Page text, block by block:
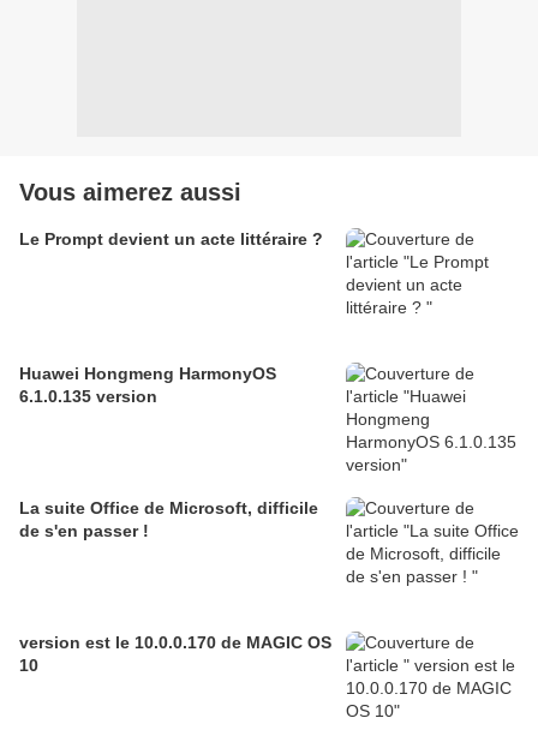
Vous aimerez aussi
Le Prompt devient un acte littéraire ?
Huawei Hongmeng HarmonyOS
6.1.0.135 version
La suite Office de Microsoft, difficile
de s'en passer !
version est le 10.0.0.170 de MAGIC OS
10